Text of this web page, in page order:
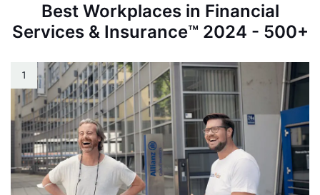
Best Workplaces in Financial
Services & Insurance™ 2024 - 500+
1